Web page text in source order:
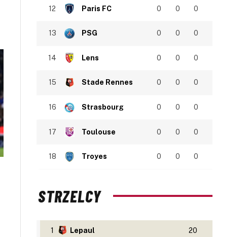
12 Paris FC 0 0 0
13 PSG 0 0 0
14 Lens 0 0 0
15 Stade Rennes 0 0 0
16 Strasbourg 0 0 0
17 Toulouse 0 0 0
18 Troyes 0 0 0
STRZELCY
1 Lepaul 20